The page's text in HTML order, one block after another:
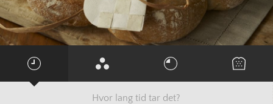
Hvor lang tid tar det?